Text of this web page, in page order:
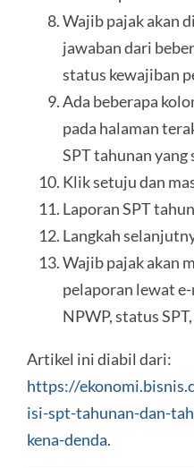
Wajib pajak akan
jawaban dari
status kewajiban
Ada beberapa
pada halaman
SPT tahunan
Klik setuju dan
Laporan SPT
Langkah
Wajib pajak akan
pelaporan lewat
NPWP, status
Artikel ini diabil dari:
https://
isi-spt-tahunan-dan-
kena-denda.